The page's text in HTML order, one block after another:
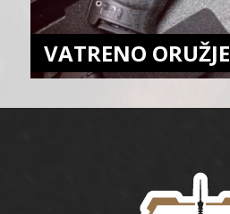
VATRENO ORUŽJE